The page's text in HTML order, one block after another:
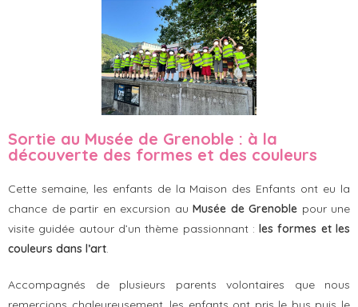
Sortie au Musée de Grenoble : à la
découverte des formes et des couleurs
Cette semaine, les enfants de la Maison des Enfants ont eu la
chance de partir en excursion au Musée de Grenoble pour une
visite guidée autour d’un thème passionnant :les formes et les
couleurs dans l’art.
Accompagnés de plusieurs parents volontaires que nous